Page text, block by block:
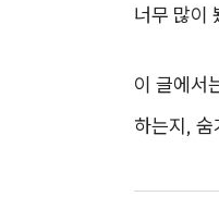
너무 많이
이 글에서
하는지,